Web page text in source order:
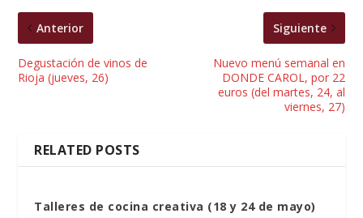
Anterior
Degustación de vinos de
Rioja (jueves, 26)
Siguiente
Nuevo menú semanal en
DONDE CAROL, por 22
euros (del martes, 24, al
viernes, 27)
RELATED POSTS
Talleres de cocina creativa (18 y 24 de mayo)